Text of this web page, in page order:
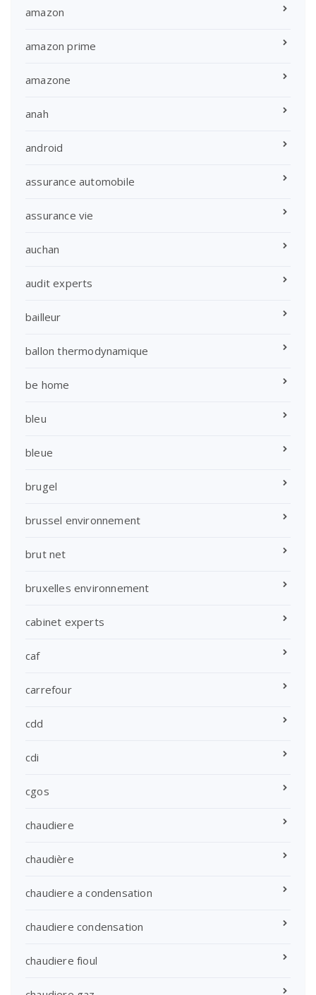
amazon
amazon prime
amazone
anah
android
assurance automobile
assurance vie
auchan
audit experts
bailleur
ballon thermodynamique
be home
bleu
bleue
brugel
brussel environnement
brut net
bruxelles environnement
cabinet experts
caf
carrefour
cdd
cdi
cgos
chaudiere
chaudière
chaudiere a condensation
chaudiere condensation
chaudiere fioul